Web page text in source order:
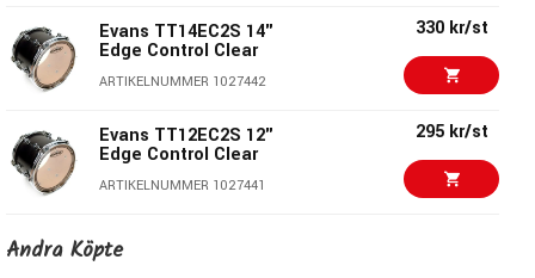
Evans TT14EC2S 14"
Edge Control Clear
ARTIKELNUMMER 1027442
330 kr/st
Evans TT12EC2S 12"
Edge Control Clear
ARTIKELNUMMER 1027441
295 kr/st
Evans TT13EC2S 13"
Edge Control Clear
Andra Köpte